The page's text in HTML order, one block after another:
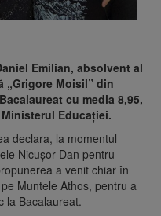
Emilian, absolvent al
„Grigore Moisil” din
cu media 8,95,
Educației.
declara, la momentul
Nicușor Dan pentru
a venit chiar în
Muntele Athos, pentru a
la Bacalaureat.